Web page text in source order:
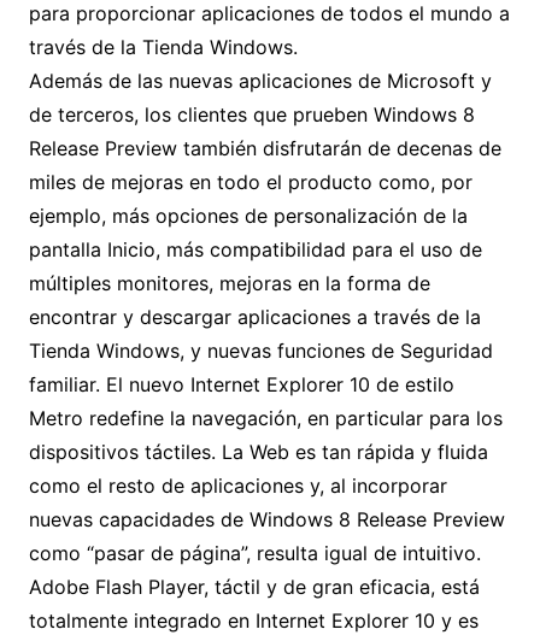
para proporcionar aplicaciones de todos el mundo a
través de la Tienda Windows.
Además de las nuevas aplicaciones de Microsoft y
de terceros, los clientes que prueben Windows 8
Release Preview también disfrutarán de decenas de
miles de mejoras en todo el producto como, por
ejemplo, más opciones de personalización de la
pantalla Inicio, más compatibilidad para el uso de
múltiples monitores, mejoras en la forma de
encontrar y descargar aplicaciones a través de la
Tienda Windows, y nuevas funciones de Seguridad
familiar. El nuevo Internet Explorer 10 de estilo
Metro redefine la navegación, en particular para los
dispositivos táctiles. La Web es tan rápida y fluida
como el resto de aplicaciones y, al incorporar
nuevas capacidades de Windows 8 Release Preview
como “pasar de página”, resulta igual de intuitivo.
Adobe Flash Player, táctil y de gran eficacia, está
totalmente integrado en Internet Explorer 10 y es